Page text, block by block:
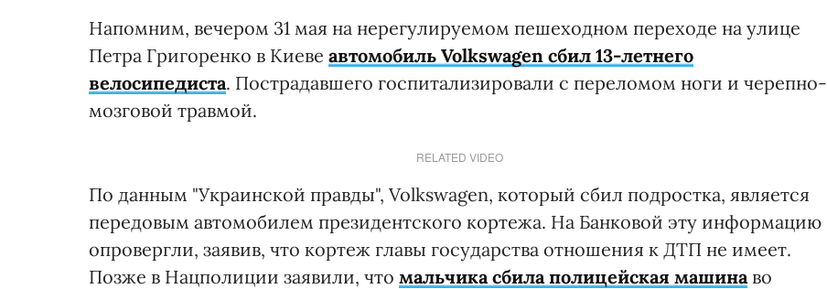
Напомним, вечером 31 мая на нерегулируемом пешеходном переходе на улице
Петра Григоренко в Киеве автомобиль Volkswagen сбил 13-летнего
велосипедиста. Пострадавшего госпитализировали с переломом ноги и черепно-
мозговой травмой.
RELATED VIDEO
По данным "Украинской правды", Volkswagen, который сбил подростка, является
передовым автомобилем президентского кортежа. На Банковой эту информацию
опровергли, заявив, что кортеж главы государства отношения к ДТП не имеет.
Позже в Нацполиции заявили, что мальчика сбила полицейская машина во